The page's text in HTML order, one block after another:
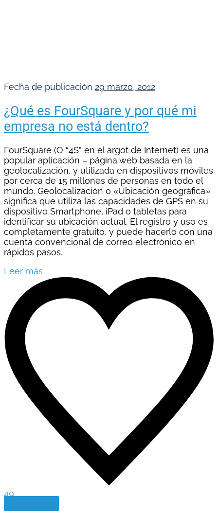
Fecha de publicación 29 marzo, 2012
¿Qué es FourSquare y por qué mi
empresa no está dentro?
FourSquare (O “4S” en el argot de Internet) es una
popular aplicación – página web basada en la
geolocalización, y utilizada en dispositivos móviles
por cerca de 15 millones de personas en todo el
mundo. Geolocalización o «Ubicación geográfica»
significa que utiliza las capacidades de GPS en su
dispositivo Smartphone, iPad o tabletas para
identificar su ubicación actual. El registro y uso es
completamente gratuito, y puede hacerlo con una
cuenta convencional de correo electrónico en
rápidos pasos.
Leer más
49